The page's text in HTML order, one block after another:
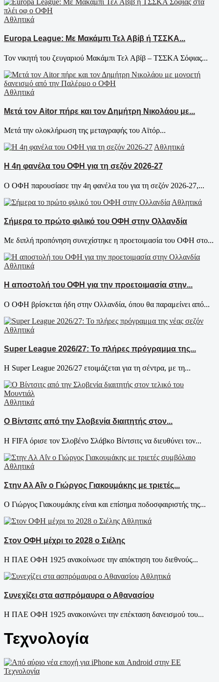
Αθλητικά
Europa League: Με Μακάμπι Τελ Αβίβ ή ΤΣΣΚΑ...
Τον νικητή του ζευγαριού Μακάμπι Τελ Αβίβ – ΤΣΣΚΑ Σόφιας...
Αθλητικά
Μετά τον Aitor πήρε και τον Δημήτρη Νικολάου με...
Μετά την ολοκλήρωση της μεταγραφής του Αϊτόρ...
Αθλητικά
Η 4η φανέλα του ΟΦΗ για τη σεζόν 2026-27
Ο ΟΦΗ παρουσίασε την 4η φανέλα του για τη σεζόν 2026-27,...
Αθλητικά
Σήμερα το πρώτο φιλικό του ΟΦΗ στην Ολλανδία
Με διπλή προπόνηση συνεχίστηκε η προετοιμασία του ΟΦΗ στο...
Αθλητικά
Η αποστολή του ΟΦΗ για την προετοιμασία στην...
Ο ΟΦΗ βρίσκεται ήδη στην Ολλανδία, όπου θα παραμείνει από...
Αθλητικά
Super League 2026/27: Το πλήρες πρόγραμμα της...
Η Super League 2026/27 ετοιμάζεται για τη σέντρα, με τη...
Αθλητικά
Ο Βίντσιτς από την Σλοβενία διαιτητής στον...
Η FIFA όρισε τον Σλοβένο Σλάβκο Βίντσιτς να διευθύνει τον...
Αθλητικά
Στην Αλ Αΐν ο Γιώργος Γιακουμάκης με τριετές...
Ο Γιώργος Γιακουμάκης είναι και επίσημα ποδοσφαιριστής της...
Αθλητικά
Στον ΟΦΗ μέχρι το 2028 ο Σιέλης
Η ΠΑΕ ΟΦΗ 1925 ανακοίνωσε την απόκτηση του διεθνούς...
Αθλητικά
Συνεχίζει στα ασπρόμαυρα ο Αθανασίου
Η ΠΑΕ ΟΦΗ 1925 ανακοινώνει την επέκταση δανεισμού του...
Τεχνολογία
Τεχνολογία